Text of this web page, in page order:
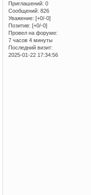
Приглашений: 0
Сообщений: 826
Уважение: [+0/-0]
Позитив: [+0/-0]
Провел на форуме:
7 часов 4 минуты
Последний визит:
2025-01-22 17:34:56